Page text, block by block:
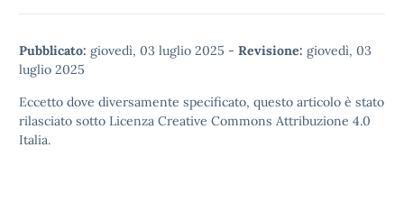
Pubblicato: giovedì, 03 luglio 2025 - Revisione: giovedì, 03
luglio 2025
Eccetto dove diversamente specificato, questo articolo è stato
rilasciato sotto Licenza Creative Commons Attribuzione 4.0
Italia.